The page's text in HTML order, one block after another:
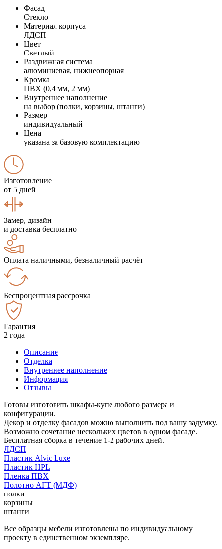
Фасад
Стекло
Материал корпуса
ЛДСП
Цвет
Светлый
Раздвижная система
алюминиевая, нижнеопорная
Кромка
ПВХ (0,4 мм, 2 мм)
Внутреннее наполнение
на выбор (полки, корзины, штанги)
Размер
индивидуальный
Цена
указана за базовую комплектацию
Изготовление
от 5 дней
Замер, дизайн
и доставка бесплатно
Оплата наличными, безналичный расчёт
Беспроцентная рассрочка
Гарантия
2 года
Описание
Отделка
Внутреннее наполнение
Информация
Отзывы
Готовы изготовить шкафы-купе любого размера и
конфигурации.
Декор и отделку фасадов можно выполнить под вашу задумку.
Возможно сочетание нескольких цветов в одном фасаде.
Бесплатная сборка в течение 1-2 рабочих дней.
ЛДСП
Пластик Alvic Luxe
Пластик HPL
Пленка ПВХ
Полотно АГТ (МДФ)
полки
корзины
штанги
Все образцы мебели изготовлены по индивидуальному
проекту в единственном экземпляре.